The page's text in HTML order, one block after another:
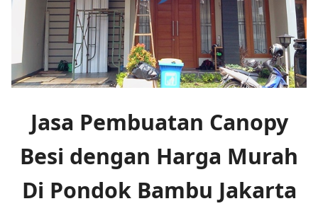
Jasa Pembuatan Canopy
Besi dengan Harga Murah
Di Pondok Bambu Jakarta